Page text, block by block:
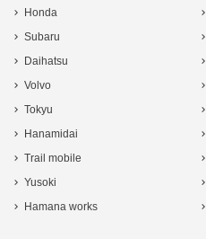
Honda
Subaru
Daihatsu
Volvo
Tokyu
Hanamidai
Trail mobile
Yusoki
Hamana works